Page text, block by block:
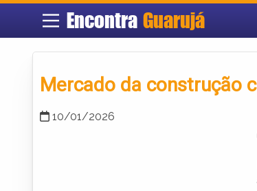
EncontraGuarujá
Mercado da construção
10/01/2026